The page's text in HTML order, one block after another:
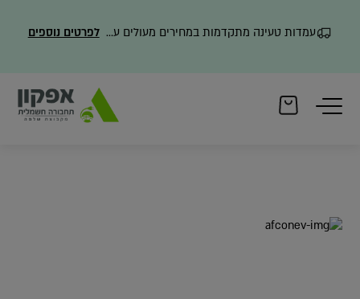
עמדות טעינה מתקדמות במחירים מעולים עם משלוח מהיר לפרטים נוספים